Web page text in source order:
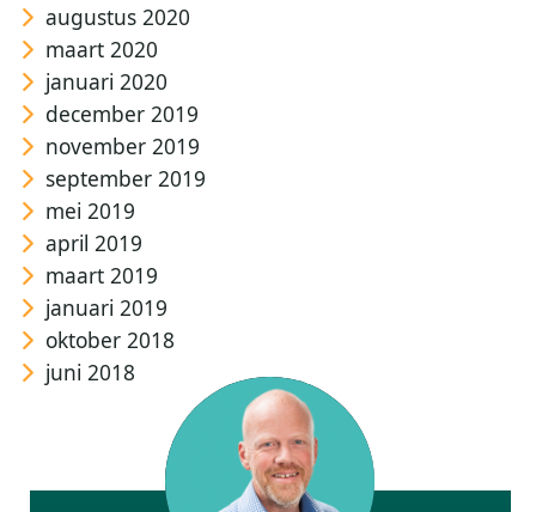
augustus 2020
maart 2020
januari 2020
december 2019
november 2019
september 2019
mei 2019
april 2019
maart 2019
januari 2019
oktober 2018
juni 2018